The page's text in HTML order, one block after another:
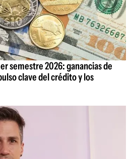
semestre 2026: ganancias de
clave del crédito y los